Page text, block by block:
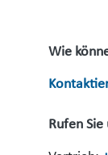
Wie
Rufen